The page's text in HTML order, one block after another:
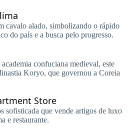
cavalo alado, simbolizando o rápido
do país e a busca pelo progresso.
confuciana medieval, este
Koryo, que governou a Coreia
Store
sofisticada que vende artigos de luxo
e restaurante.